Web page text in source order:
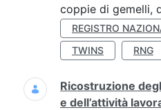
coppie di gemelli,
REGISTRO
TWINS
RNG
Ricostruzione
e dell’attività